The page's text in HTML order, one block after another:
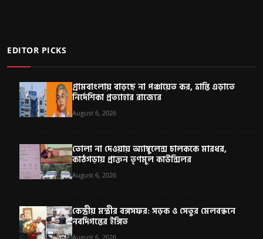
EDITOR PICKS
গ্রামবাংলায় বাড়ছে না পঞ্চায়েত কর, ভ্রান্তি এড়াতে
নির্দেশিকা প্রত্যাহার রাজ্যের
August 6, 2026
তোলা না দেওয়ায় অ্যাম্বুলেন্স চালককে মারধর,
কাঠগড়ায় প্রাক্তন তৃণমূল কাউন্সিলর
August 6, 2026
কেন্দ্রীয় মন্ত্রীর বঙ্গসফর: সড়ক ও সেতুর মেলবন্ধনে
নবদিগন্তের ইঙ্গিত
August 6, 2026